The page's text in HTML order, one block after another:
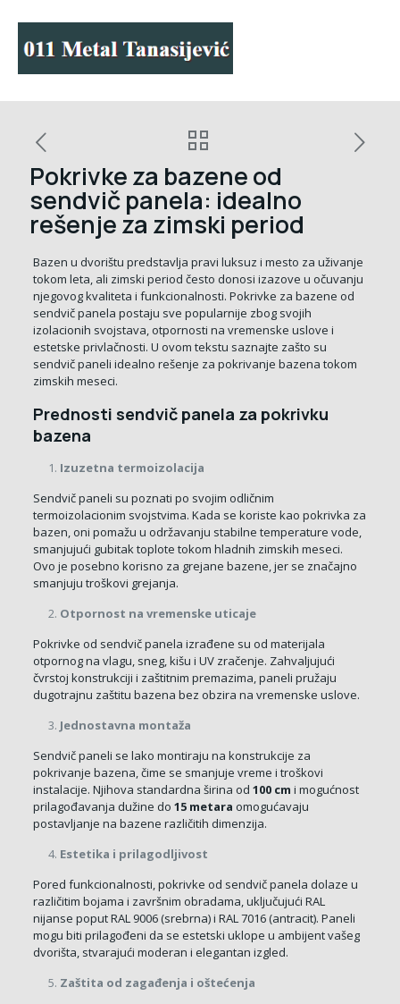
Pokrivke za bazene od
sendvič panela: idealno
rešenje za zimski period
Bazen u dvorištu predstavlja pravi luksuz i mesto za uživanje
tokom leta, ali zimski period često donosi izazove u očuvanju
njegovog kvaliteta i funkcionalnosti. Pokrivke za bazene od
sendvič panela postaju sve popularnije zbog svojih
izolacionih svojstava, otpornosti na vremenske uslove i
estetske privlačnosti. U ovom tekstu saznajte zašto su
sendvič paneli idealno rešenje za pokrivanje bazena tokom
zimskih meseci.
Prednosti sendvič panela za pokrivku
bazena
Izuzetna termoizolacija
Sendvič paneli su poznati po svojim odličnim
termoizolacionim svojstvima. Kada se koriste kao pokrivka za
bazen, oni pomažu u održavanju stabilne temperature vode,
smanjujući gubitak toplote tokom hladnih zimskih meseci.
Ovo je posebno korisno za grejane bazene, jer se značajno
smanjuju troškovi grejanja.
Otpornost na vremenske uticaje
Pokrivke od sendvič panela izrađene su od materijala
otpornog na vlagu, sneg, kišu i UV zračenje. Zahvaljujući
čvrstoj konstrukciji i zaštitnim premazima, paneli pružaju
dugotrajnu zaštitu bazena bez obzira na vremenske uslove.
Jednostavna montaža
Sendvič paneli se lako montiraju na konstrukcije za
pokrivanje bazena, čime se smanjuje vreme i troškovi
instalacije. Njihova standardna širina od 100 cm i mogućnost
prilagođavanja dužine do 15 metara omogućavaju
postavljanje na bazene različitih dimenzija.
Estetika i prilagodljivost
Pored funkcionalnosti, pokrivke od sendvič panela dolaze u
različitim bojama i završnim obradama, uključujući RAL
nijanse poput RAL 9006 (srebrna) i RAL 7016 (antracit). Paneli
mogu biti prilagođeni da se estetski uklope u ambijent vašeg
dvorišta, stvarajući moderan i elegantan izgled.
Zaštita od zagađenja i oštećenja